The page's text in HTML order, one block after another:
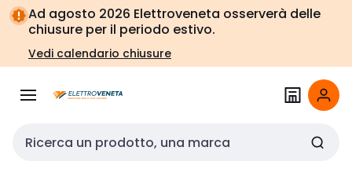
Vai alla
navigazione
Vai
alla
pagina
Ad agosto 2026 Elettroveneta osserverà delle
chiusure per il periodo estivo.
Vedi calendario chiusure
Cerca input